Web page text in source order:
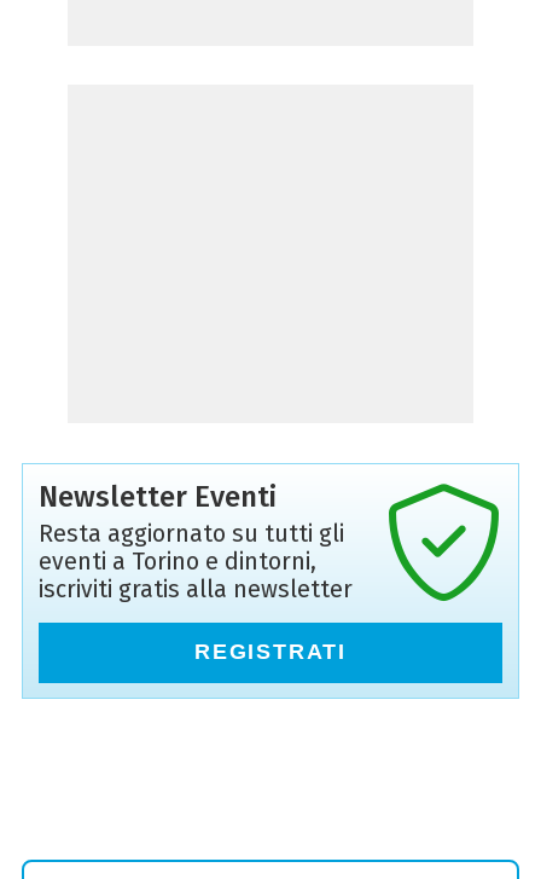
Newsletter Eventi
Resta aggiornato su tutti gli
eventi a Torino e dintorni,
iscriviti gratis alla newsletter
REGISTRATI